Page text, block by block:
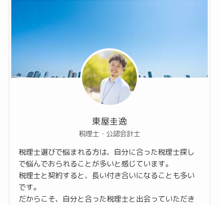
東屋圭逸
税理士・公認会計士
税理士選びで悩まれる方は、自分に合った税理士探し
で悩んでおられることが多いと感じています。
税理士と契約すると、長い付き合いになることも多い
です。
だからこそ、自分と合った税理士と出会っていただき